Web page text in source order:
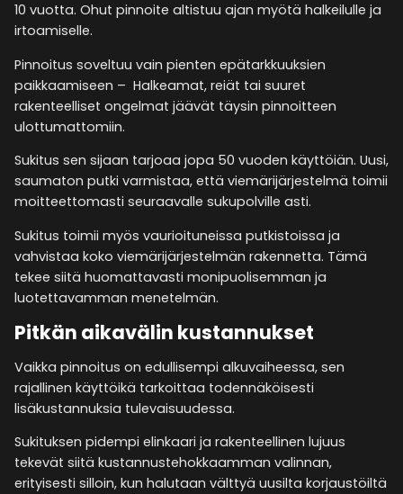
10 vuotta. Ohut pinnoite altistuu ajan myötä halkeilulle ja
irtoamiselle.
Pinnoitus soveltuu vain pienten epätarkkuuksien
paikkaamiseen – Halkeamat, reiät tai suuret
rakenteelliset ongelmat jäävät täysin pinnoitteen
ulottumattomiin.
Sukitus sen sijaan tarjoaa jopa 50 vuoden käyttöiän. Uusi,
saumaton putki varmistaa, että viemärijärjestelmä toimii
moitteettomasti seuraavalle sukupolville asti.
Sukitus toimii myös vaurioituneissa putkistoissa ja
vahvistaa koko viemärijärjestelmän rakennetta. Tämä
tekee siitä huomattavasti monipuolisemman ja
luotettavamman menetelmän.
Pitkän aikavälin kustannukset
Vaikka pinnoitus on edullisempi alkuvaiheessa, sen
rajallinen käyttöikä tarkoittaa todennäköisesti
lisäkustannuksia tulevaisuudessa.
Sukituksen pidempi elinkaari ja rakenteellinen lujuus
tekevät siitä kustannustehokkaamman valinnan,
erityisesti silloin, kun halutaan välttyä uusilta korjaustöiltä